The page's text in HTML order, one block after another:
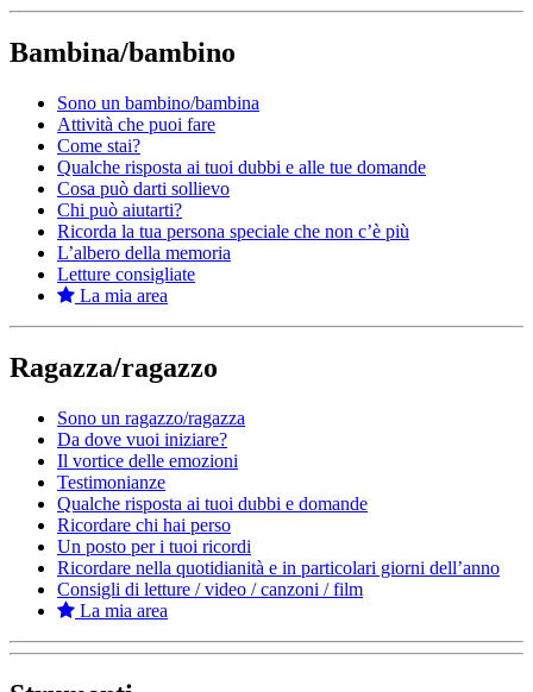
Bambina/bambino
Sono un bambino/bambina
Attività che puoi fare
Come stai?
Qualche risposta ai tuoi dubbi e alle tue domande
Cosa può darti sollievo
Chi può aiutarti?
Ricorda la tua persona speciale che non c’è più
L’albero della memoria
Letture consigliate
La mia area
Ragazza/ragazzo
Sono un ragazzo/ragazza
Da dove vuoi iniziare?
Il vortice delle emozioni
Testimonianze
Qualche risposta ai tuoi dubbi e domande
Ricordare chi hai perso
Un posto per i tuoi ricordi
Ricordare nella quotidianità e in particolari giorni dell’anno
Consigli di letture / video / canzoni / film
La mia area